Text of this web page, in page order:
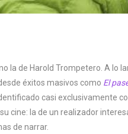
la de Harold Trompetero. A lo
éxitos masivos como El
casi exclusivamente
cine: la de un realizador
de narrar.